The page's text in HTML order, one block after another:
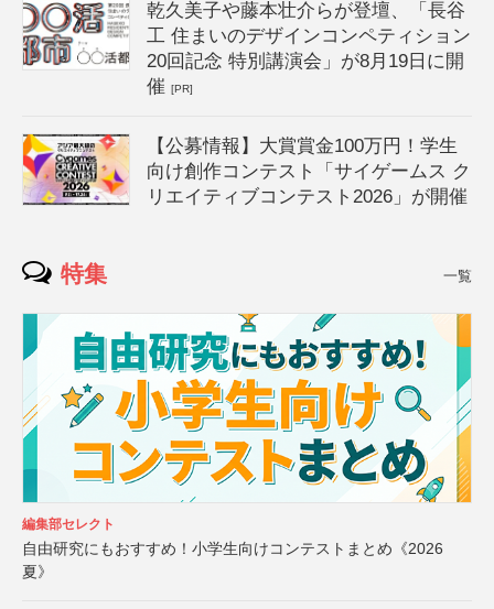
乾久美子や藤本壮介らが登壇、「長谷
工 住まいのデザインコンペティション
20回記念 特別講演会」が8月19日に開
催[PR]
【公募情報】大賞賞金100万円！学生
向け創作コンテスト「サイゲームス ク
リエイティブコンテスト2026」が開催
特集 一覧
編集部セレクト
自由研究にもおすすめ！小学生向けコンテストまとめ《2026
夏》